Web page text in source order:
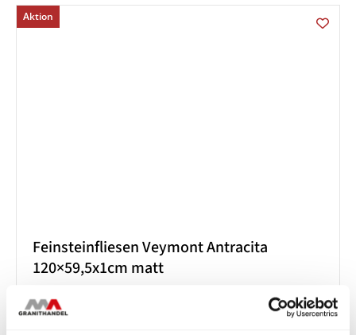
Aktion
Feinsteinfliesen Veymont Antracita
120×59,5x1cm matt
22,90